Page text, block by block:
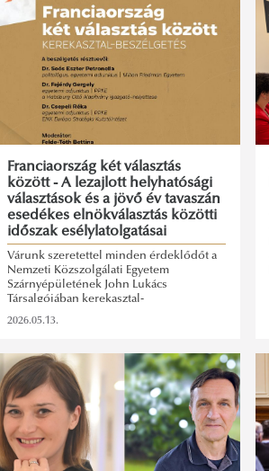
Franciaország két választás
között - A lezajlott helyhatósági
választások és a jövő év tavaszán
esedékes elnökválasztás közötti
időszak esélylatolgatásai
Várunk szeretettel minden érdeklődőt a
Nemzeti Közszolgálati Egyetem
Szárnyépületének John Lukács
Társalgójában kerekasztal-
beszélgetésünkön, ami a Francia
időszakot elemezzük
2026.05.13.